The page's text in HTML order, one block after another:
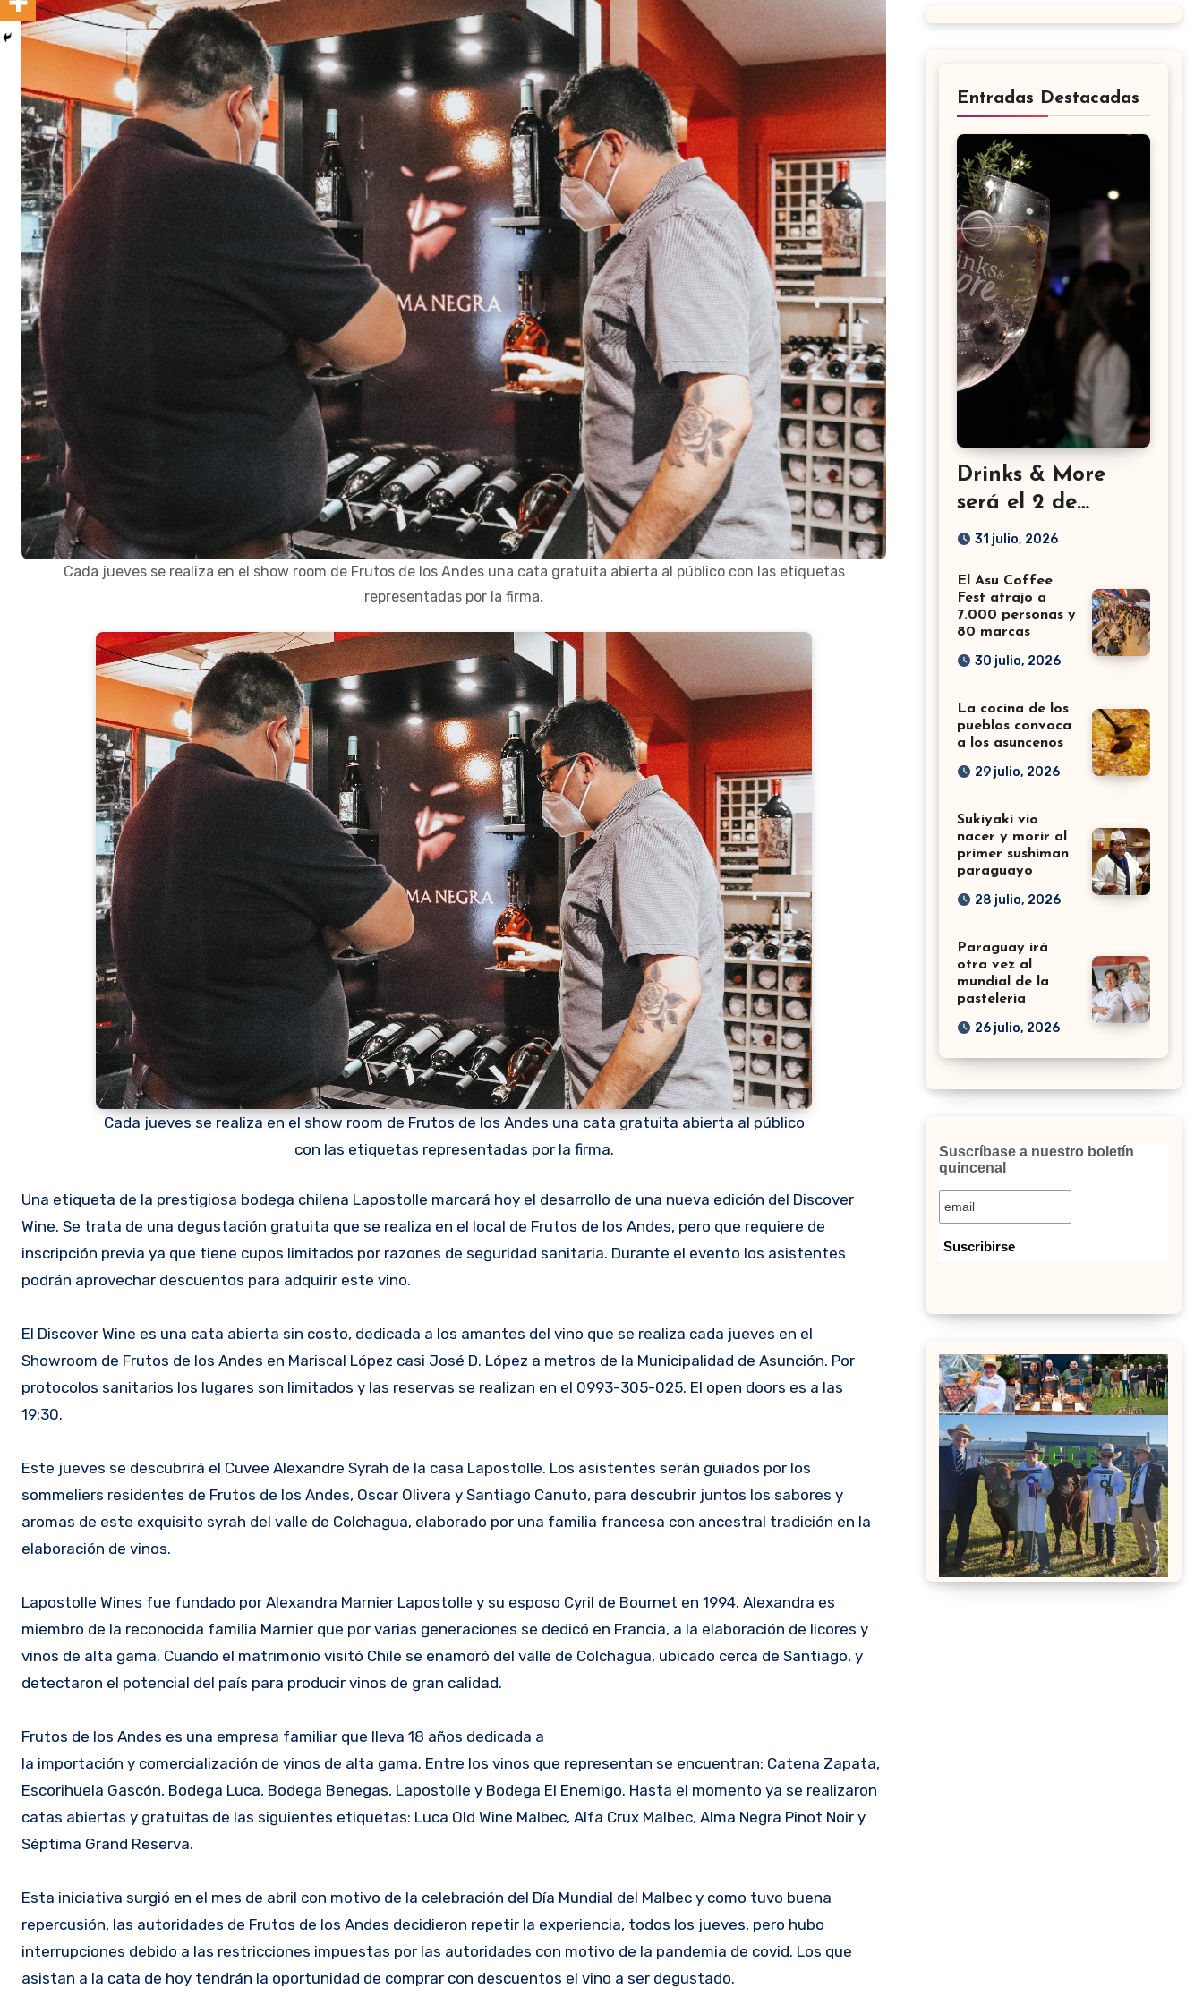
Cada jueves se realiza en el show room de Frutos de los Andes una cata gratuita abierta al público con las etiquetas
representadas por la firma.
Cada jueves se realiza en el show room de Frutos de los Andes una cata gratuita abierta al público
con las etiquetas representadas por la firma.
Una etiqueta de la prestigiosa bodega chilena Lapostolle marcará hoy el desarrollo de una nueva edición del Discover
Wine. Se trata de una degustación gratuita que se realiza en el local de Frutos de los Andes, pero que requiere de
inscripción previa ya que tiene cupos limitados por razones de seguridad sanitaria. Durante el evento los asistentes
podrán aprovechar descuentos para adquirir este vino.
El Discover Wine es una cata abierta sin costo, dedicada a los amantes del vino que se realiza cada jueves en el
Showroom de Frutos de los Andes en Mariscal López casi José D. López a metros de la Municipalidad de Asunción. Por
protocolos sanitarios los lugares son limitados y las reservas se realizan en el 0993-305-025. El open doors es a las
19:30.
Este jueves se descubrirá el Cuvee Alexandre Syrah de la casa Lapostolle. Los asistentes serán guiados por los
sommeliers residentes de Frutos de los Andes, Oscar Olivera y Santiago Canuto, para descubrir juntos los sabores y
aromas de este exquisito syrah del valle de Colchagua, elaborado por una familia francesa con ancestral tradición en la
elaboración de vinos.
Lapostolle Wines fue fundado por Alexandra Marnier Lapostolle y su esposo Cyril de Bournet en 1994. Alexandra es
miembro de la reconocida familia Marnier que por varias generaciones se dedicó en Francia, a la elaboración de licores y
vinos de alta gama. Cuando el matrimonio visitó Chile se enamoró del valle de Colchagua, ubicado cerca de Santiago, y
detectaron el potencial del país para producir vinos de gran calidad.
Frutos de los Andes es una empresa familiar que lleva 18 años dedicada a
la importación y comercialización de vinos de alta gama. Entre los vinos que representan se encuentran: Catena Zapata,
Escorihuela Gascón, Bodega Luca, Bodega Benegas, Lapostolle y Bodega El Enemigo. Hasta el momento ya se realizaron
catas abiertas y gratuitas de las siguientes etiquetas: Luca Old Wine Malbec, Alfa Crux Malbec, Alma Negra Pinot Noir y
Séptima Grand Reserva.
Esta iniciativa surgió en el mes de abril con motivo de la celebración del Día Mundial del Malbec y como tuvo buena
repercusión, las autoridades de Frutos de los Andes decidieron repetir la experiencia, todos los jueves, pero hubo
interrupciones debido a las restricciones impuestas por las autoridades con motivo de la pandemia de covid. Los que
asistan a la cata de hoy tendrán la oportunidad de comprar con descuentos el vino a ser degustado.
Entradas Destacadas
Drinks & More
será el 2 de
setiembre en el
31 julio, 2026
El Asu Coffee
Fest atrajo a
7.000 personas y
80 marcas
30 julio, 2026
La cocina de los
pueblos convoca
a los asuncenos
29 julio, 2026
Sukiyaki vio
nacer y morir al
primer sushiman
paraguayo
28 julio, 2026
Paraguay irá
otra vez al
mundial de la
pastelería
26 julio, 2026
Suscríbase a nuestro boletín
quincenal